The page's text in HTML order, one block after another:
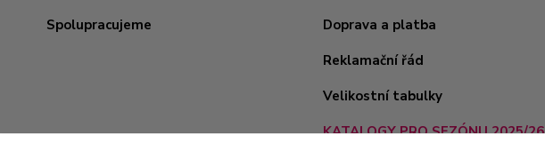
Spolupracujeme
Doprava a platba
Reklamační řád
Velikostní tabulky
KATALOGY PRO SEZÓNU 2025/26